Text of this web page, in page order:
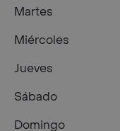
Martes
Miércoles
Jueves
Sábado
Domingo